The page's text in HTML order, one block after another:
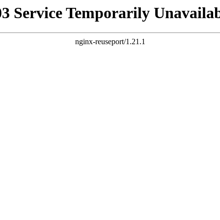
Service Temporarily
nginx-reuseport/1.21.1